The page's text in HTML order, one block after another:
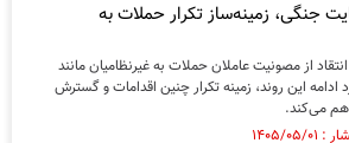
جنگی، زمینه‌ساز تکرار حملات به
از مصونیت عاملان حملات به غیرنظامیان مانند
ادامه این روند، زمینه تکرار چنین اقدامات و گسترش
می‌کند.